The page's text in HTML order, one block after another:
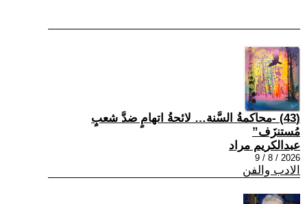
(43) -محاكمةُ السَّنة… لائحةُ اتهامٍ ضدَّ شعبٍ
مُستنزَف”
عبدالكريم مراد
2026 / 8 / 9
الادب والفن